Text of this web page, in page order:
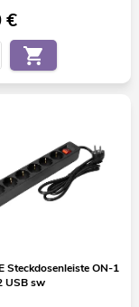
€
Steckdosenleiste ON-1
USB sw